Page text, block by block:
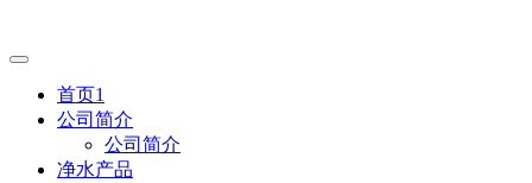
首页1
公司简介
公司简介
净水产品